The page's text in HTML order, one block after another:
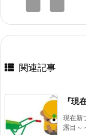
関連記事
『現
現在新
露目～